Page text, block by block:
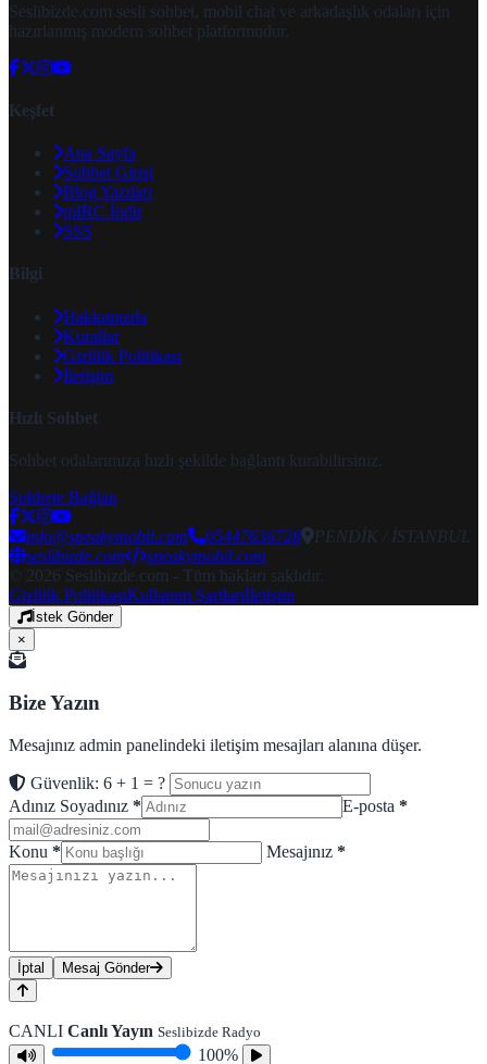
Seslibizde.com sesli sohbet, mobil chat ve arkadaşlık odaları için
hazırlanmış modern sohbet platformudur.
Keşfet
Ana Sayfa
Sohbet Girişi
Blog Yazıları
mIRC İndir
SSS
Bilgi
Hakkımızda
Kurallar
Gizlilik Politikası
İletişim
Hızlı Sohbet
Sohbet odalarımıza hızlı şekilde bağlantı kurabilirsiniz.
Sohbete Bağlan
info@speakymobil.com 05447636728
PENDİK / İSTANBUL
seslibizde.com
speakymobil.com
© 2026 Seslibizde.com - Tüm hakları saklıdır.
Gizlilik PolitikasıKullanım Şartlarıİletişim
İstek Gönder
×
Bize Yazın
Mesajınız admin panelindeki iletişim mesajları alanına düşer.
Güvenlik: 6 + 1 = ?
Adınız Soyadınız * E-posta *
Konu * Mesajınız *
İptal Mesaj Gönder
CANLI Canlı Yayın Seslibizde Radyo
100%